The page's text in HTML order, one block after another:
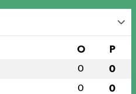
O P
0 0
0 0